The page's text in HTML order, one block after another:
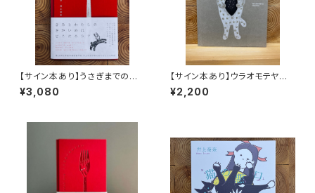
【サイン本あり】うさぎまでのお
さらい［通常版］
¥3,080
【サイン本あり】ウラオモテヤマ
ネコ
¥2,200